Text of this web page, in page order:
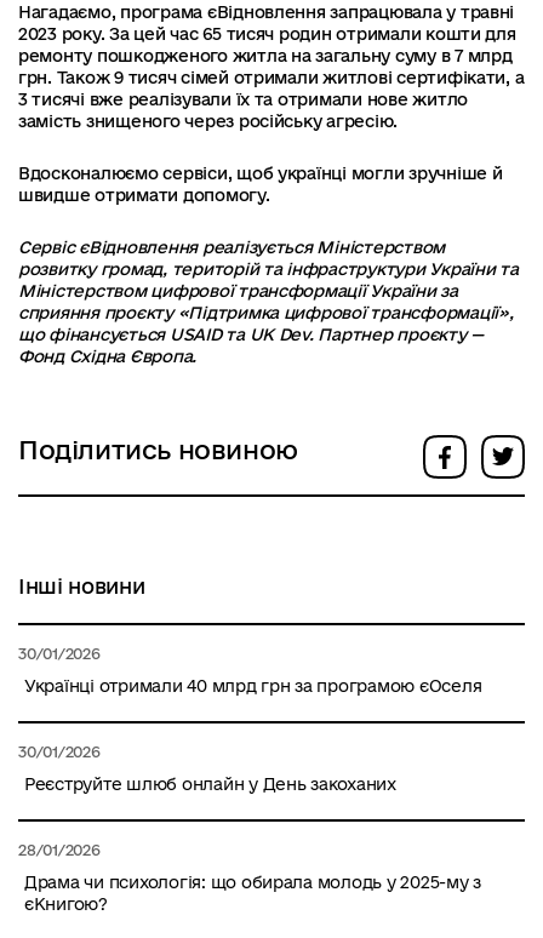
Нагадаємо, програма єВідновлення запрацювала у травні
2023 року. За цей час 65 тисяч родин отримали кошти для
ремонту пошкодженого житла на загальну суму в 7 млрд
грн. Також 9 тисяч сімей отримали житлові сертифікати, а
3 тисячі вже реалізували їх та отримали нове житло
замість знищеного через російську агресію.
Вдосконалюємо сервіси, щоб українці могли зручніше й
швидше отримати допомогу.
Сервіс єВідновлення реалізується Міністерством
розвитку громад, територій та інфраструктури України та
Міністерством цифрової трансформації України за
сприяння проєкту «Підтримка цифрової трансформації»,
що фінансується USAID та UK Dev. Партнер проєкту —
Фонд Східна Європа.
Поділитись новиною
Інші новини
30/01/2026
Українці отримали 40 млрд грн за програмою єОселя
30/01/2026
Реєструйте шлюб онлайн у День закоханих
28/01/2026
Драма чи психологія: що обирала молодь у 2025-му з
єКнигою?